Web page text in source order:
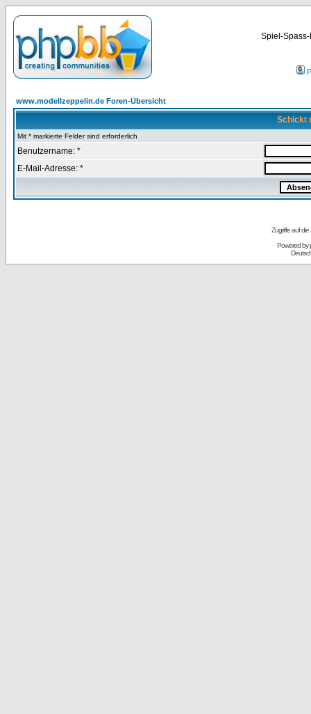
Spiel-
www.modellzeppelin.de Foren-Übersicht
Schickt
Mit * markierte Felder sind erforderlich
Benutzername: *
E-Mail-Adresse: *
Zugriffe auf
Powered by